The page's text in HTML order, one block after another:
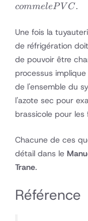
commele P V C.
Une fois la
de réfrigération
de pouvoir être
processus
de l'ensemble du
l'azote sec pour
brassicole pour les
Chacune de ces
détail dans le
Trane.
Référence